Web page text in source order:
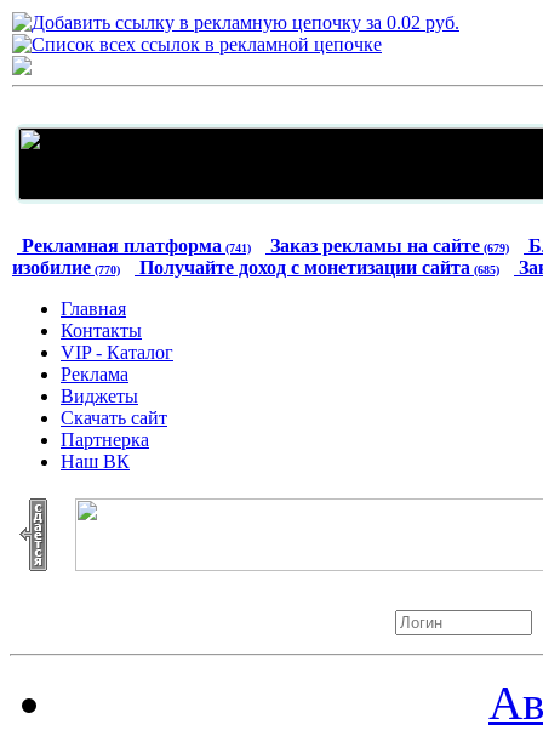
Рекламная платформа (741) Заказ рекламы на сайте (679)
изобилие (770) Получайте доход с монетизации сайта (685)
Главная
Контакты
VIP - Каталог
Реклама
Виджеты
Скачать сайт
Партнерка
Наш ВК